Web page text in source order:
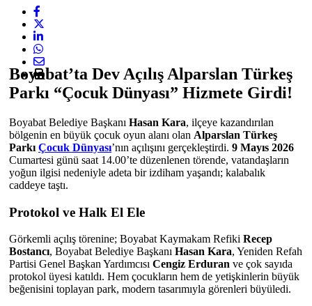
Boyabat’ta Dev Açılış Alparslan Türkeş
Parkı “Çocuk Dünyası” Hizmete Girdi!
Boyabat Belediye Başkanı Hasan Kara, ilçeye kazandırılan
bölgenin en büyük çocuk oyun alanı olan Alparslan Türkeş
Parkı Çocuk Dünyası’nın açılışını gerçekleştirdi. 9 Mayıs 2026
Cumartesi günü saat 14.00’te düzenlenen törende, vatandaşların
yoğun ilgisi nedeniyle adeta bir izdiham yaşandı; kalabalık
caddeye taştı.
Protokol ve Halk El Ele
Görkemli açılış törenine; Boyabat Kaymakam Refiki Recep
Bostancı, Boyabat Belediye Başkanı Hasan Kara, Yeniden Refah
Partisi Genel Başkan Yardımcısı Cengiz Erduran ve çok sayıda
protokol üyesi katıldı. Hem çocukların hem de yetişkinlerin büyük
beğenisini toplayan park, modern tasarımıyla görenleri büyüledi.